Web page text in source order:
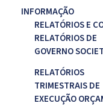
INFORMAÇÃO
RELATÓRIOS E
RELATÓRIOS DE
GOVERNO
RELATÓRIOS
TRIMESTRAIS DE
EXECUÇÃO